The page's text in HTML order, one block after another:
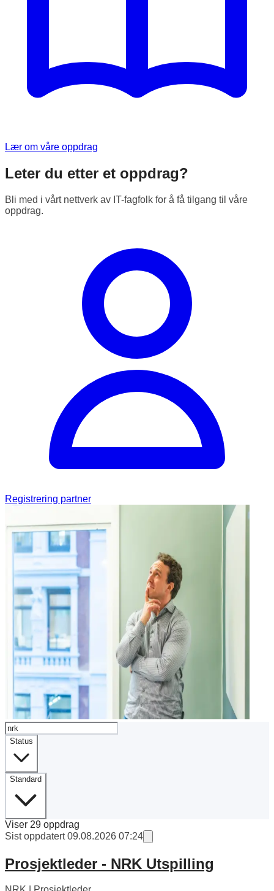
Lær om våre oppdrag
Leter du etter et oppdrag?
Bli med i vårt nettverk av IT-fagfolk for å få tilgang til våre
oppdrag.
Registrering partner
Status
Standard
Viser 29 oppdrag
Sist oppdatert 09.08.2026 07:24
Prosjektleder - NRK Utspilling